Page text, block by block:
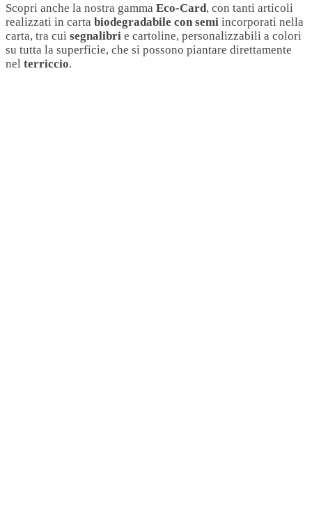
Scopri anche la nostra gamma Eco-Card, con tanti articoli
realizzati in carta biodegradabile con semi incorporati nella
carta, tra cui segnalibri e cartoline, personalizzabili a colori
su tutta la superficie, che si possono piantare direttamente
nel terriccio.